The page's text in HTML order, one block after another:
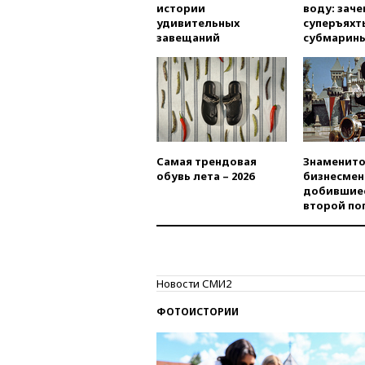
истории
удивительных
завещаний
воду:
Самая трендовая
обувь лета – 2026
второй
Новости СМИ2
ФОТОИСТОРИИ